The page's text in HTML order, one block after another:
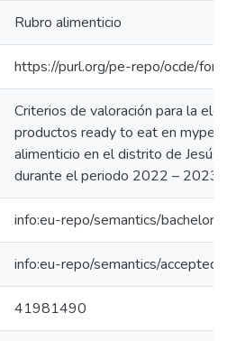
Rubro alimenticio
https://purl.org/pe-repo/ocde/
Criterios de valoración para la
productos ready to eat en mypes
alimenticio en el distrito de Jesús
durante el periodo 2022 – 2023
info:eu-repo/semantics/
info:eu-repo/semantics/
41981490